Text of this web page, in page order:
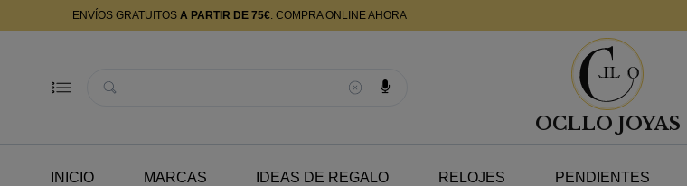
ENVÍOS GRATUITOS A PARTIR DE 75€. COMPRA ONLINE AHORA
Buscador
OCLLO JOYAS
INICIO MARCAS IDEAS DE REGALO RELOJES PENDIENTES